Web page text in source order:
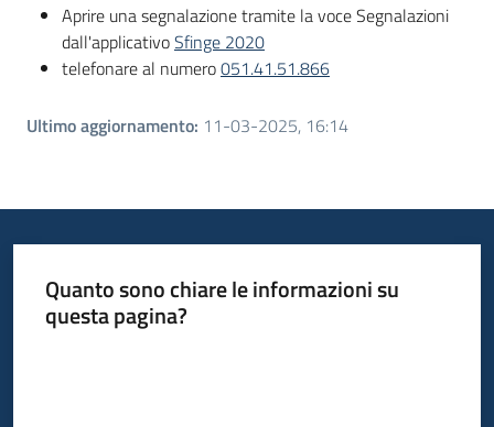
Aprire una segnalazione tramite la voce Segnalazioni
dall'applicativoSfinge 2020
telefonare al numero051.41.51.866
Ultimo aggiornamento: 11-03-2025, 16:14
Quanto sono chiare le informazioni su
questa pagina?